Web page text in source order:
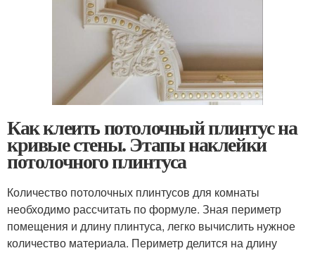
Как клеить потолочный плинтус на
кривые стены. Этапы наклейки
потолочного плинтуса
Количество потолочных плинтусов для комнаты
необходимо рассчитать по формуле. Зная периметр
помещения и длину плинтуса, легко вычислить нужное
количество материала. Периметр делится на длину